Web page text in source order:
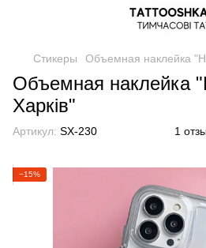
Стикеры Объемная наклейка
Объемная наклейка
Харків"
Артикул: SX-230 1
−15%